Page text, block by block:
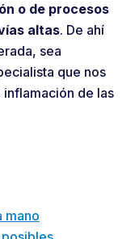
o de procesos
altas. De ahí
sea
que nos
de las
mano